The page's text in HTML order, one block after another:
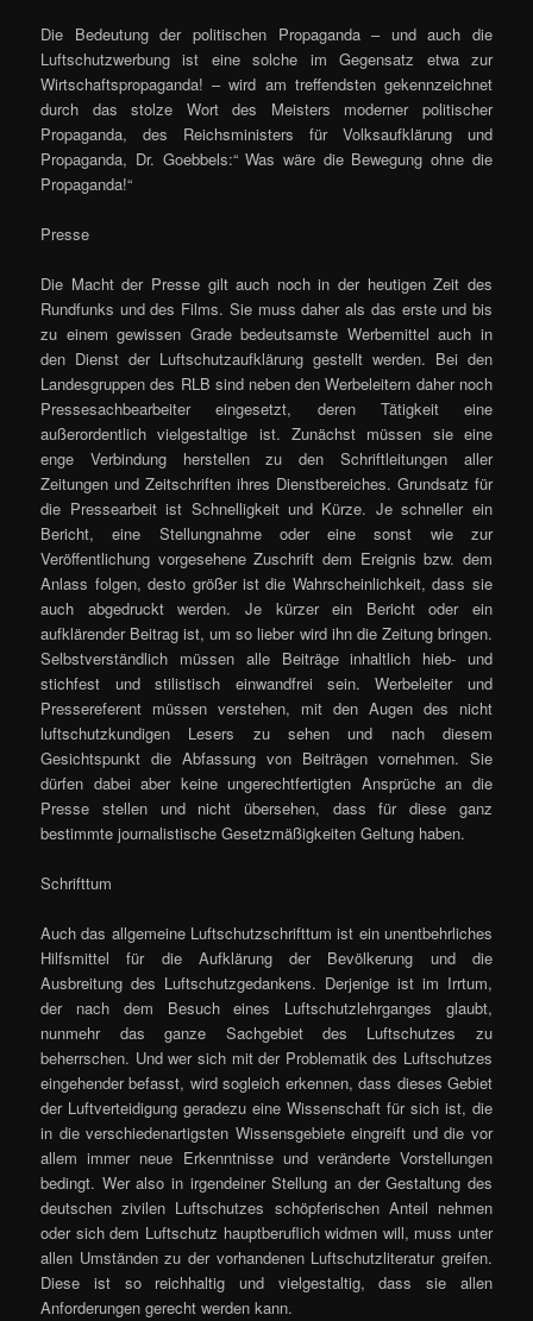
Die Bedeutung der politischen Propaganda – und auch die
Luftschutzwerbung ist eine solche im Gegensatz etwa zur
Wirtschaftspropaganda! – wird am treffendsten gekennzeichnet
durch das stolze Wort des Meisters moderner politischer
Propaganda, des Reichsministers für Volksaufklärung und
Propaganda, Dr. Goebbels:“ Was wäre die Bewegung ohne die
Propaganda!“
Presse
Die Macht der Presse gilt auch noch in der heutigen Zeit des
Rundfunks und des Films. Sie muss daher als das erste und bis
zu einem gewissen Grade bedeutsamste Werbemittel auch in
den Dienst der Luftschutzaufklärung gestellt werden. Bei den
Landesgruppen des RLB sind neben den Werbeleitern daher noch
Pressesachbearbeiter eingesetzt, deren Tätigkeit eine
außerordentlich vielgestaltige ist. Zunächst müssen sie eine
enge Verbindung herstellen zu den Schriftleitungen aller
Zeitungen und Zeitschriften ihres Dienstbereiches. Grundsatz für
die Pressearbeit ist Schnelligkeit und Kürze. Je schneller ein
Bericht, eine Stellungnahme oder eine sonst wie zur
Veröffentlichung vorgesehene Zuschrift dem Ereignis bzw. dem
Anlass folgen, desto größer ist die Wahrscheinlichkeit, dass sie
auch abgedruckt werden. Je kürzer ein Bericht oder ein
aufklärender Beitrag ist, um so lieber wird ihn die Zeitung bringen.
Selbstverständlich müssen alle Beiträge inhaltlich hieb- und
stichfest und stilistisch einwandfrei sein. Werbeleiter und
Pressereferent müssen verstehen, mit den Augen des nicht
luftschutzkundigen Lesers zu sehen und nach diesem
Gesichtspunkt die Abfassung von Beiträgen vornehmen. Sie
dürfen dabei aber keine ungerechtfertigten Ansprüche an die
Presse stellen und nicht übersehen, dass für diese ganz
bestimmte journalistische Gesetzmäßigkeiten Geltung haben.
Schrifttum
Auch das allgemeine Luftschutzschrifttum ist ein unentbehrliches
Hilfsmittel für die Aufklärung der Bevölkerung und die
Ausbreitung des Luftschutzgedankens. Derjenige ist im Irrtum,
der nach dem Besuch eines Luftschutzlehrganges glaubt,
nunmehr das ganze Sachgebiet des Luftschutzes zu
beherrschen. Und wer sich mit der Problematik des Luftschutzes
eingehender befasst, wird sogleich erkennen, dass dieses Gebiet
der Luftverteidigung geradezu eine Wissenschaft für sich ist, die
in die verschiedenartigsten Wissensgebiete eingreift und die vor
allem immer neue Erkenntnisse und veränderte Vorstellungen
bedingt. Wer also in irgendeiner Stellung an der Gestaltung des
deutschen zivilen Luftschutzes schöpferischen Anteil nehmen
oder sich dem Luftschutz hauptberuflich widmen will, muss unter
allen Umständen zu der vorhandenen Luftschutzliteratur greifen.
Diese ist so reichhaltig und vielgestaltig, dass sie allen
Anforderungen gerecht werden kann.